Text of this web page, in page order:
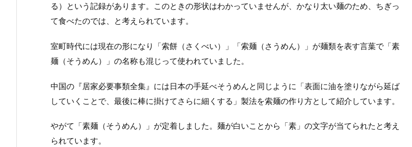
る）という記録があります。このときの形状はわかっていませんが、かなり太い麺のため、ちぎっ
て食べたのでは、と考えられています。
室町時代には現在の形になり「索餅（さくべい）」「索麺（さうめん）」が麺類を表す言葉で「素
麺（そうめん）」の名称も混じって使われていました。
中国の『居家必要事類全集』には日本の手延べそうめんと同じように「表面に油を塗りながら延ば
していくことで、最後に棒に掛けてさらに細くする」製法を索麺の作り方として紹介しています。
やがて「素麺（そうめん）」が定着しました。麺が白いことから「素」の文字が当てられたと考え
られています。